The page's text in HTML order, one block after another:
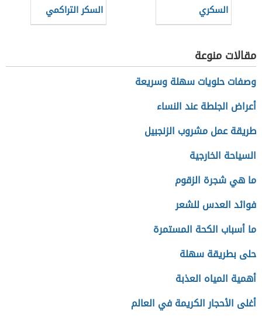
السكري
السكر التراكمي
للحامل
مقالات منوعة
وصفات حلويات سهلة وسريعة
أعراض الجلطة عند النساء
طريقة عمل مشروب الزنجبيل
السياحة الخارجية
ما هي شجرة الزقوم
فوائد العدس للشعر
ما أسباب الكحة المستمرة
حلى بطريقة سهلة
أهمية المياه العذبة
أغلى الأحجار الكريمة في العالم